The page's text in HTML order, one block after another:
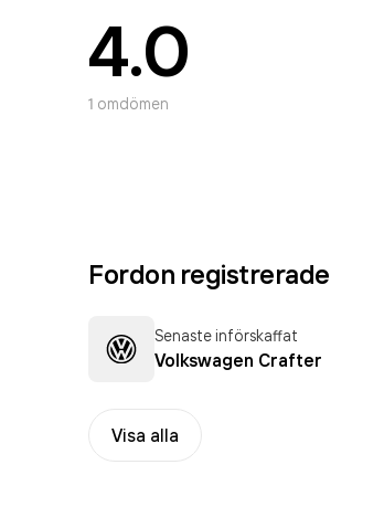
4.0
1 omdömen
Fordon registrerade
Senaste införskaffat
Volkswagen Crafter
Visa alla